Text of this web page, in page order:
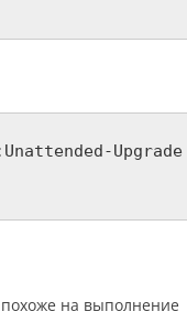
Upgrade
похоже на выполнение